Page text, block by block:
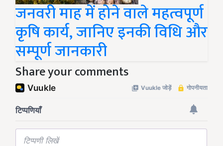
जनवरी माह में होने वाले महत्वपूर्ण
कृषि कार्य, जानिए इनकी विधि और
सम्पूर्ण जानकारी
Share your comments